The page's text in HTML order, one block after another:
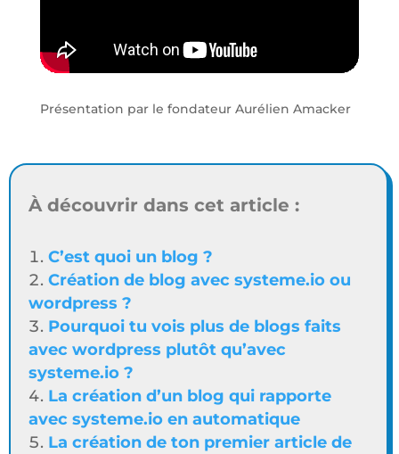
Présentation par le fondateur Aurélien Amacker
À découvrir dans cet article :
C’est quoi un blog ?
Création de blog avec systeme.io ou
wordpress ?
Pourquoi tu vois plus de blogs faits
avec wordpress plutôt qu’avec
systeme.io ?
La création d’un blog qui rapporte
avec systeme.io en automatique
La création de ton premier article de